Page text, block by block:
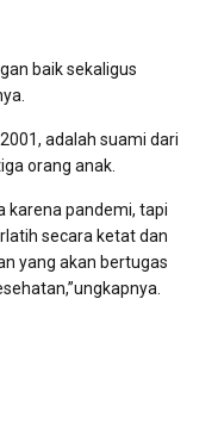
baik sekaligus
adalah suami dari
orang anak.
karena pandemi, tapi
secara ketat dan
yang akan bertugas